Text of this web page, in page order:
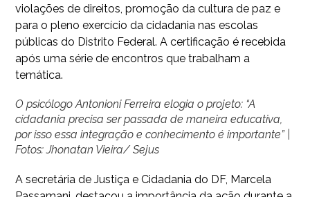
violações de direitos, promoção da cultura de paz e
para o pleno exercício da cidadania nas escolas
públicas do Distrito Federal. A certificação é recebida
após uma série de encontros que trabalham a
temática.
O psicólogo Antonioni Ferreira elogia o projeto: “A
cidadania precisa ser passada de maneira educativa,
por isso essa integração e conhecimento é importante” |
Fotos: Jhonatan Vieira/ Sejus
A secretária de Justiça e Cidadania do DF, Marcela